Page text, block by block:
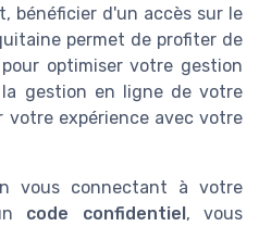
bénéficier d'un accès sur le
permet de profiter de
optimiser votre gestion
la gestion en ligne de votre
votre expérience avec votre
vous connectant à votre
code confidentiel , vous